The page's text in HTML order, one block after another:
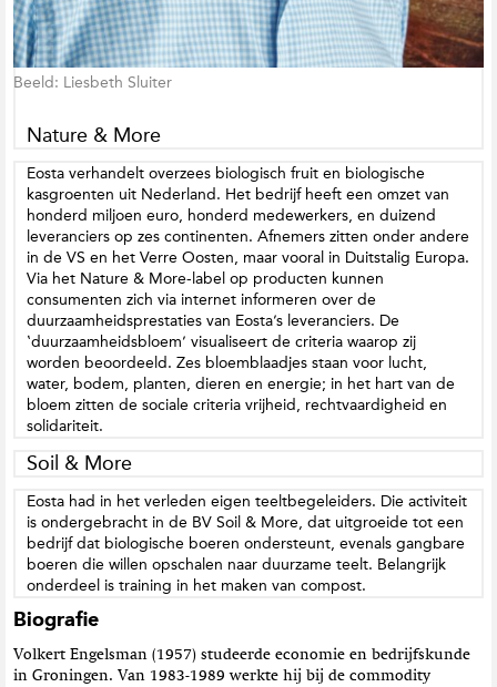
Beeld: Liesbeth Sluiter
Nature & More
Eosta verhandelt overzees biologisch fruit en biologische
kasgroenten uit Nederland. Het bedrijf heeft een omzet van
honderd miljoen euro, honderd medewerkers, en duizend
leveranciers op zes continenten. Afnemers zitten onder andere
in de VS en het Verre Oosten, maar vooral in Duitstalig Europa.
Via het Nature & More-label op producten kunnen
consumenten zich via internet informeren over de
duurzaamheidsprestaties van Eosta’s leveranciers. De
‛duurzaamheidsbloem’ visualiseert de criteria waarop zij
worden beoordeeld. Zes bloemblaadjes staan voor lucht,
water, bodem, planten, dieren en energie; in het hart van de
bloem zitten de sociale criteria vrijheid, rechtvaardigheid en
solidariteit.
Soil & More
Eosta had in het verleden eigen teeltbegeleiders. Die activiteit
is ondergebracht in de BV Soil & More, dat uitgroeide tot een
bedrijf dat biologische boeren ondersteunt, evenals gangbare
boeren die willen opschalen naar duurzame teelt. Belangrijk
onderdeel is training in het maken van compost.
Biografie
Volkert Engelsman (1957) studeerde economie en bedrijfskunde
in Groningen. Van 1983-1989 werkte hij bij de commodity